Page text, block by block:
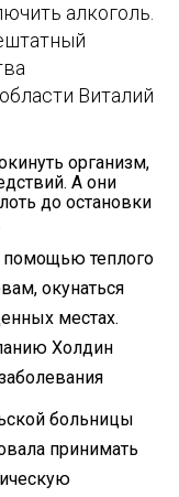
алкоголь.
Виталий
организм,
А они
до остановки
помощью теплого
окунаться
местах.
Холдин
больницы
принимать